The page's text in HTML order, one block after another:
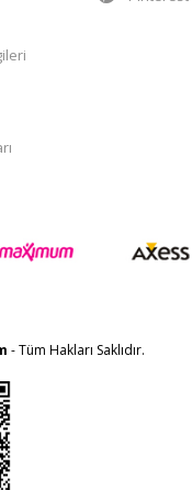
- Tüm Hakları Saklıdır.